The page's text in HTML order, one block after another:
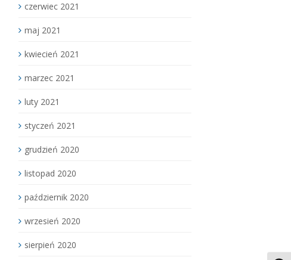
czerwiec 2021
maj 2021
kwiecień 2021
marzec 2021
luty 2021
styczeń 2021
grudzień 2020
listopad 2020
październik 2020
wrzesień 2020
sierpień 2020